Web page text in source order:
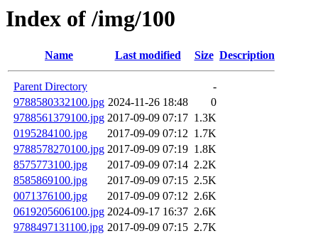
Index of /img/100
Name Last modified Size Description
Parent Directory
-
9788580332100.jpg 2024-11-26 18:48
0
9788561379100.jpg 2017-09-09 07:17 1.3K
0195284100.jpg
2017-09-09 07:12 1.7K
9788578270100.jpg 2017-09-09 07:19 1.8K
8575773100.jpg
2017-09-09 07:14 2.2K
8585869100.jpg
2017-09-09 07:15 2.5K
0071376100.jpg
2017-09-09 07:12 2.6K
0619205606100.jpg 2024-09-17 16:37 2.6K
9788497131100.jpg 2017-09-09 07:15 2.7K